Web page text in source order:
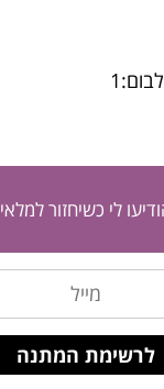
לי כשיחזור למלאי